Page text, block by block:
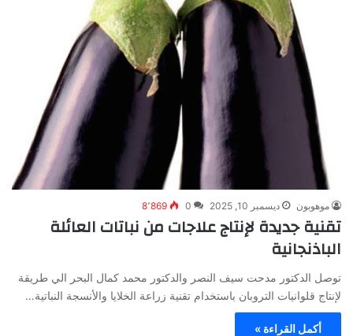
موهوبون ديسمبر 10, 2025 0 8٬869
تقنية جديدة لإنتاج علاجات من نباتات العائلة
الباذنجانية
توصل الدكتور مدحت سيف النصر والدكتور محمد كمال البحر الي طريقة
لإنتاج قلوانيات التروبان باستخدام تقنية زراعة الخلايا والأنسجة النباتية…
أكمل القراءة »